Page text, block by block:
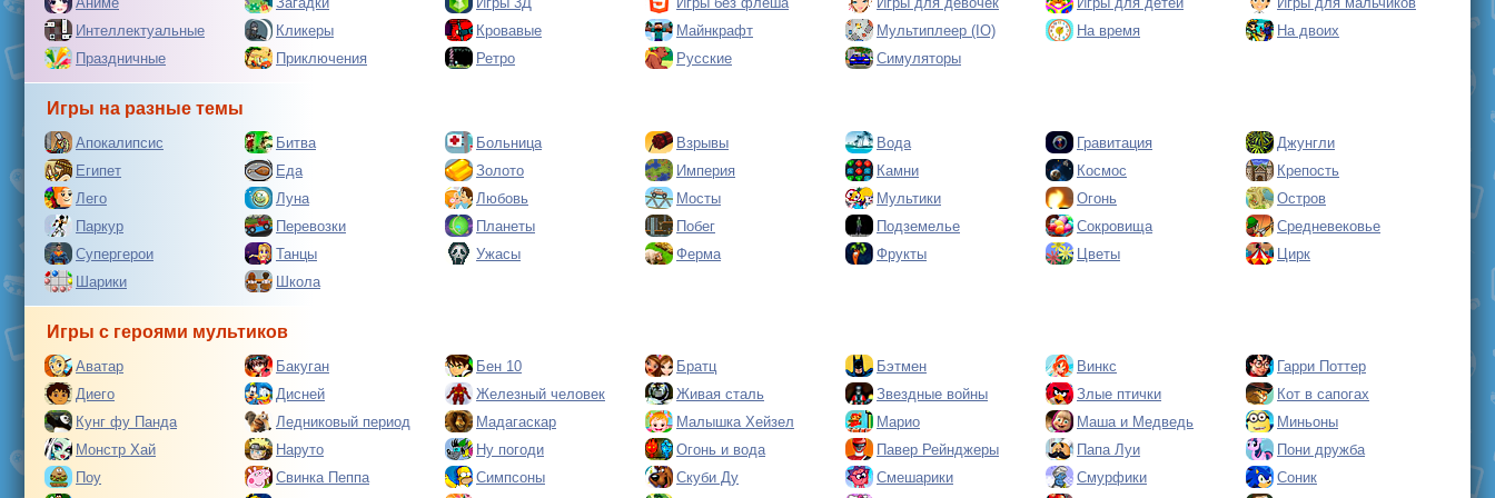
Интеллектуальные
Кликеры Кровавые Майнкрафт Мультиплеер (IO) На время
На двоих
Праздничные
Приключения Ретро Русские Симуляторы
Игры на разные темы
Апокалипсис Битва Больница Взрывы Вода Гравитация
Джунгли
Египет
Еда Золото Империя Камни Космос
Крепость
Лего
Луна Любовь Мосты Мультики Огонь
Остров
Паркур
Перевозки Планеты Побег Подземелье Сокровища
Средневековье
Супергерои
Танцы Ужасы Ферма Фрукты Цветы
Цирк
Шарики
Школа
Игры с героями мультиков
Аватар Бакуган Бен 10 Братц Бэтмен Винкс
Гарри Поттер
Диего
Дисней Железный человек Живая сталь Звездные войны Злые птички
Кот в сапогах
Кунг фу Панда
Ледниковый период Мадагаскар Малышка Хейзел Марио Маша и Медведь
Миньоны
Монстр Хай
Наруто Ну погоди Огонь и вода Павер Рейнджеры Папа Луи
Пони дружба
Поу
Свинка Пеппа Симпсоны Скуби Ду Смешарики Смурфики
Соник